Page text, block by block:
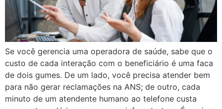
Se você gerencia uma operadora de saúde, sabe que o
custo de cada interação com o beneficiário é uma faca
de dois gumes. De um lado, você precisa atender bem
para não gerar reclamações na ANS; de outro, cada
minuto de um atendente humano ao telefone custa